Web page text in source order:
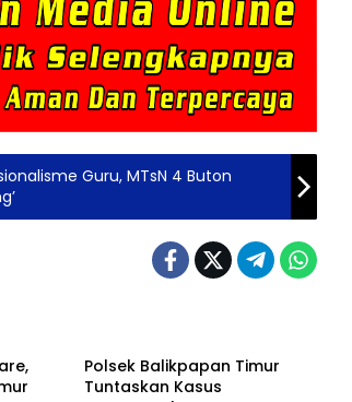
Guru, MTsN 4 Buton
Polsek Balikpapan Timur
Tuntaskan Kasus